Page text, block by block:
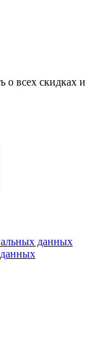
о всех скидках и
данных